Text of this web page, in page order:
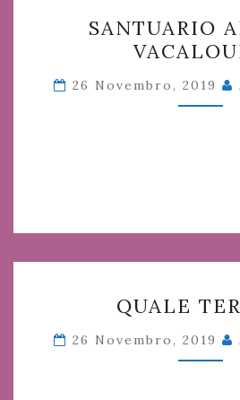
SANTUARIO
26 Novembro, 2019
QUALE
26 Novembro, 2019